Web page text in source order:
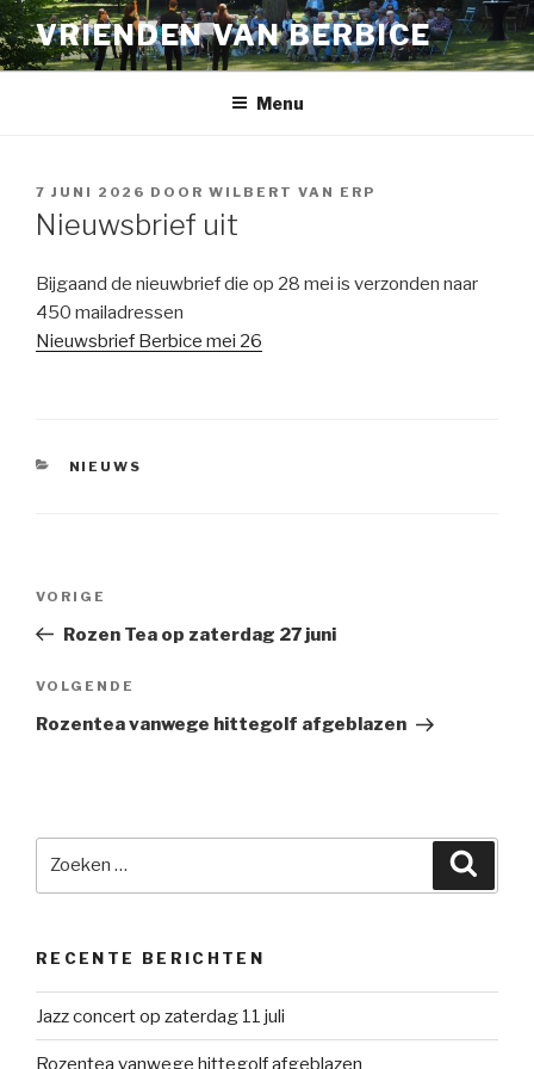
Naar
de
inhoud
VRIENDEN VAN BERBICE
Menu
GEPLAATST
OP
7 JUNI 2026 DOOR WILBERT VAN ERP
Nieuwsbrief uit
Bijgaand de nieuwbrief die op 28 mei is verzonden naar
450 mailadressen
Nieuwsbrief Berbice mei 26
CATEGORIEËN
NIEUWS
Vorig
bericht
VORIGE
Rozen Tea op zaterdag 27 juni
Volgend
bericht
VOLGENDE
Rozentea vanwege hittegolf afgeblazen
RECENTE BERICHTEN
Jazz concert op zaterdag 11 juli
Rozentea vanwege hittegolf afgeblazen